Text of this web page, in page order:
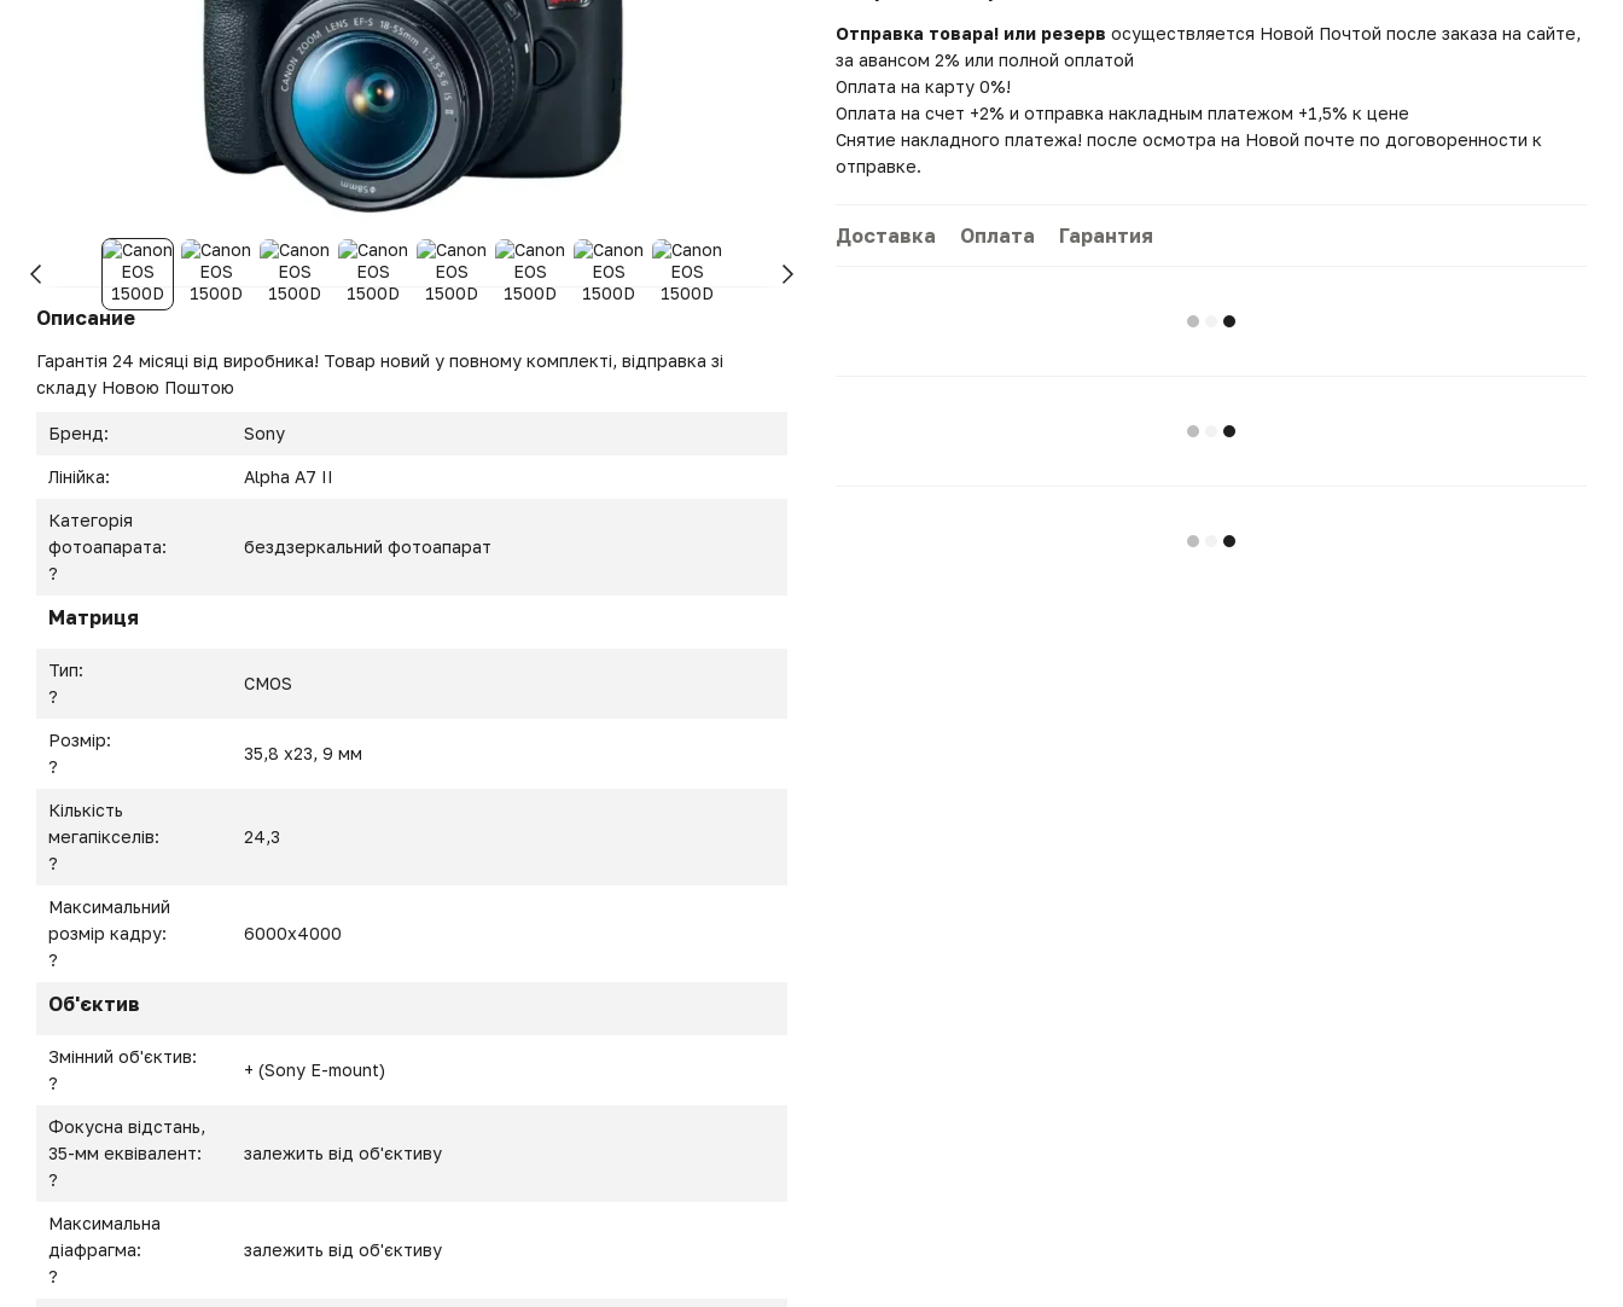
Описание
Гарантія 24 місяці від виробника! Товар новий у повному комплекті, відправка зі
складу Новою Поштою
Бренд: Sony
Лінійка: Alpha A7 II
Категорія
фотоапарата:
?
бездзеркальний фотоапарат
Матриця
Тип:
?
CMOS
Розмір:
?
35,8 x23, 9 мм
Кількість
мегапікселів:
?
24,3
Максимальний
розмір кадру:
?
6000x4000
Об'єктив
Змінний об'єктив:
?
+ (Sony E-mount)
Фокусна відстань,
35-мм еквівалент:
?
залежить від об'єктиву
Максимальна
діафрагма:
?
залежить від об'єктиву
Отправка товара! или резерв осуществляется Новой Почтой после заказа на сайте,
за авансом 2% или полной оплатой
Оплата на карту 0%!
Оплата на счет +2% и отправка накладным платежом +1,5% к цене
Снятие накладного платежа! после осмотра на Новой почте по договоренности к
отправке.
Доставка Оплата Гарантия